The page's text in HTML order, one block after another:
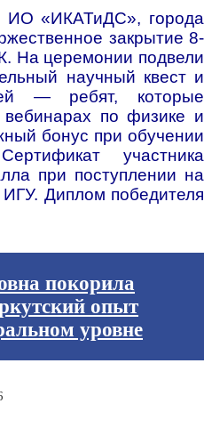
«ИКАТиДС», города
закрытие 8-
На церемонии подвели
научный квест и
— ребят, которые
вебинарах по физике и
бонус при обучении
участника
при поступлении на
Диплом победителя
покорила
опыт
уровне